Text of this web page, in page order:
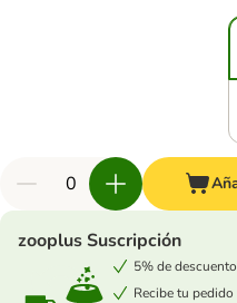
zooplus Suscripción
5% de
Recibe tu